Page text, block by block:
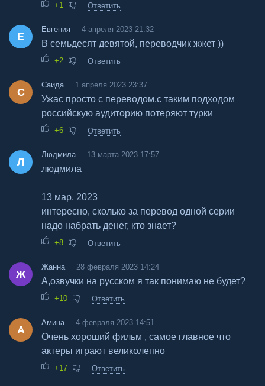
+1 Ответить
Е
Евгения 4 апреля 2023 21:32
В семьдесят девятой, переводчик жжет ))
+2 Ответить
С
Саида 1 апреля 2023 23:37
Ужас просто с переводом,с таким подходом
российскую аудиторию потеряют турки
+6 Ответить
Л
Людмила 13 марта 2023 17:57
людмила
13 мар. 2023
интересно, сколько за перевод одной серии
надо набрать денег, кто знает?
+8 Ответить
Ж
Жанна 28 февраля 2023 14:24
А,озвучки на русском я так понимаю не будет?
+10 Ответить
А
Амина 4 февраля 2023 14:51
Очень хороший фильм , самое главное что
актеры играют великолепно
+17 Ответить